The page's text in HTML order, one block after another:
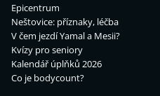
Epicentrum
Neštovice: příznaky, léčba
V čem jezdí Yamal a Mesii?
Kvízy pro seniory
Kalendář úplňků 2026
Co je bodycount?